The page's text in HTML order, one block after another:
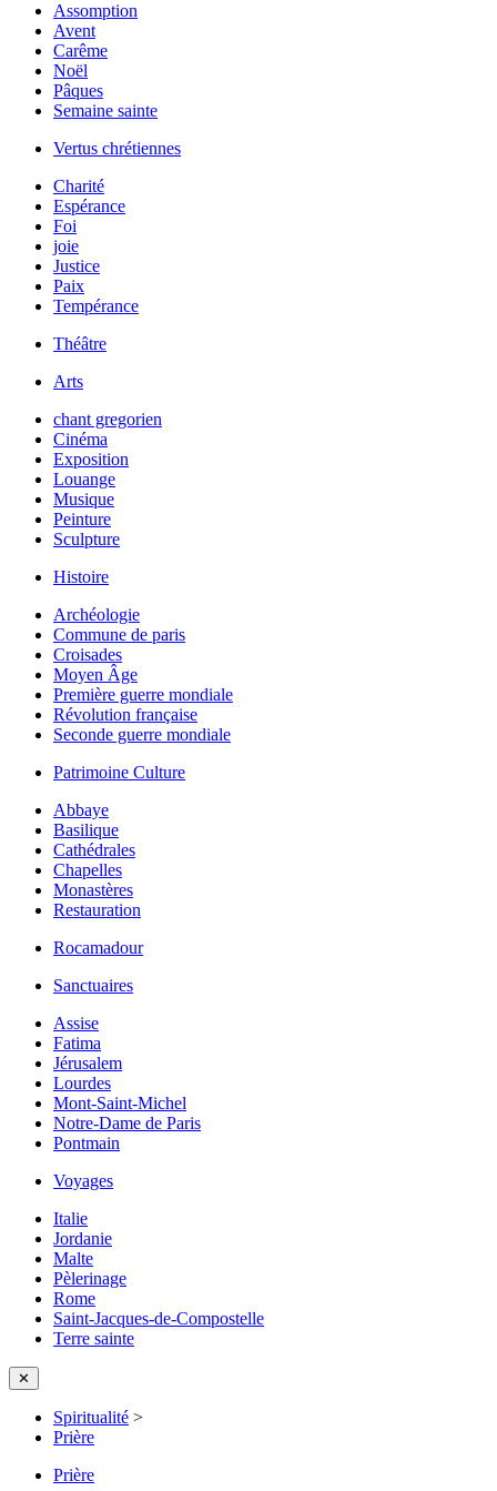
Assomption
Avent
Carême
Noël
Pâques
Semaine sainte
Vertus chrétiennes
Charité
Espérance
Foi
joie
Justice
Paix
Tempérance
Théâtre
Arts
chant gregorien
Cinéma
Exposition
Louange
Musique
Peinture
Sculpture
Histoire
Archéologie
Commune de paris
Croisades
Moyen Âge
Première guerre mondiale
Révolution française
Seconde guerre mondiale
Patrimoine Culture
Abbaye
Basilique
Cathédrales
Chapelles
Monastères
Restauration
Rocamadour
Sanctuaires
Assise
Fatima
Jérusalem
Lourdes
Mont-Saint-Michel
Notre-Dame de Paris
Pontmain
Voyages
Italie
Jordanie
Malte
Pèlerinage
Rome
Saint-Jacques-de-Compostelle
Terre sainte
✕
Spiritualité >
Prière
Prière